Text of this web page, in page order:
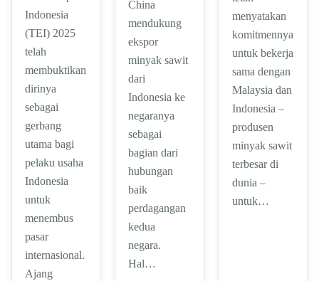
Indonesia
(TEI) 2025
telah
membuktikan
dirinya
sebagai
gerbang
utama bagi
pelaku usaha
Indonesia
untuk
menembus
pasar
internasional.
Ajang
China
mendukung
ekspor
minyak sawit
dari
Indonesia ke
negaranya
sebagai
bagian dari
hubungan
baik
perdagangan
kedua
negara.
Hal…
menyatakan
komitmennya
untuk bekerja
sama dengan
Malaysia dan
Indonesia –
produsen
minyak sawit
terbesar di
dunia –
untuk…